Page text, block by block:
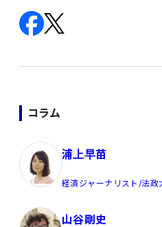
コラム
浦上早苗
経済ジャーナリスト/法
山谷剛史